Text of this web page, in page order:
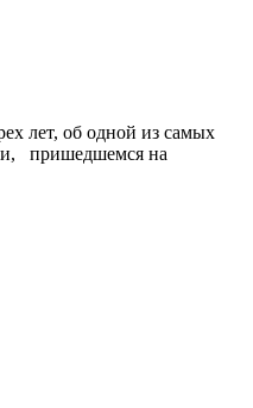
лет, об одной из самых
пришедшемся на